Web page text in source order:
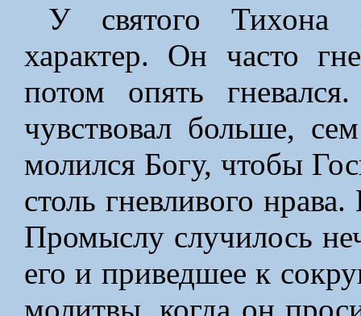
У святого Тихона
характер. Он часто
потом опять
чувствовал больше,
молился Богу, чтобы
столь гневливого
Промыслу случилось
его и приведшее к
молитвы, когда он